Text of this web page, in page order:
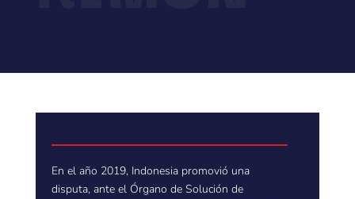
En el año 2019, Indonesia promovió una
disputa, ante el Órgano de Solución de